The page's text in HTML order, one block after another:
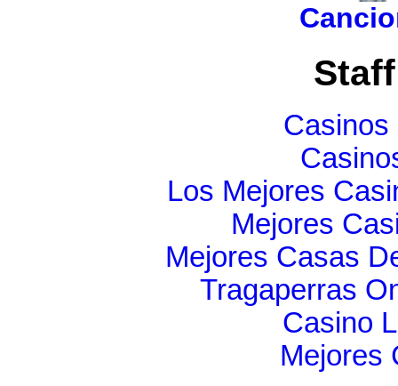
Casinos
Los Mejores
Mejores
Mejores Casas
Tragaperras
Casino
Mejores